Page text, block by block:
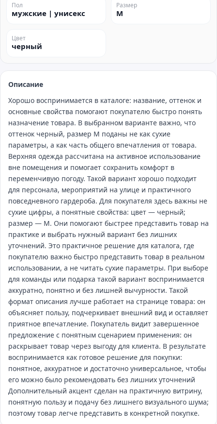
Пол
мужские | унисекс
Размер
M
Цвет
черный
Описание
Хорошо воспринимается в каталоге: название, оттенок и
основные свойства помогают покупателю быстро понять
назначение товара. В выбранном варианте важно, что
оттенок черный, размер M поданы не как сухие
параметры, а как часть общего впечатления от товара.
Верхняя одежда рассчитана на активное использование
вне помещения и помогает сохранить комфорт в
переменчивую погоду. Такой вариант хорошо подходит
для персонала, мероприятий на улице и практичного
повседневного гардероба. Для покупателя здесь важны не
сухие цифры, а понятные свойства: цвет — черный;
размер — M. Они помогают быстрее представить товар на
практике и выбрать нужный вариант без лишних
уточнений. Это практичное решение для каталога, где
покупателю важно быстро представить товар в реальном
использовании, а не читать сухие параметры. При выборе
для команды или подарка такой вариант воспринимается
аккуратно, понятно и без лишней вычурности. Такой
формат описания лучше работает на странице товара: он
объясняет пользу, подчеркивает внешний вид и оставляет
приятное впечатление. Покупатель видит завершенное
предложение с понятным сценарием применения: он
раскрывает товар через выгоду для клиента. В результате
воспринимается как готовое решение для покупки:
понятное, аккуратное и достаточно универсальное, чтобы
его можно было рекомендовать без лишних уточнений
Дополнительный акцент сделан на практичную витрину,
понятную пользу и подачу без лишнего визуального шума;
поэтому товар легче представить в конкретной покупке.